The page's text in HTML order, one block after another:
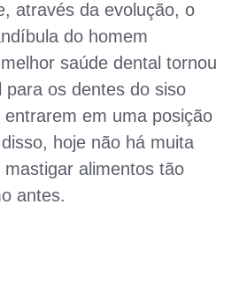
através da evolução, o
do homem
saúde dental tornou
para os dentes do siso
em uma posição
hoje não há muita
mastigar alimentos tão
antes.